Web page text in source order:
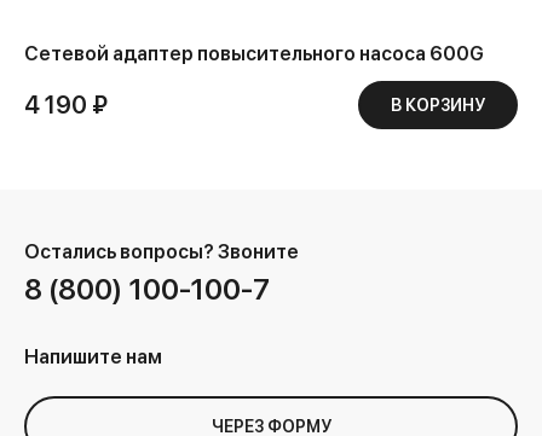
Сетевой адаптер повысительного насоса 600G
4 190 ₽ В КОРЗИНУ
Остались вопросы? Звоните
8 (800) 100-100-7
Напишите нам
ЧЕРЕЗ ФОРМУ